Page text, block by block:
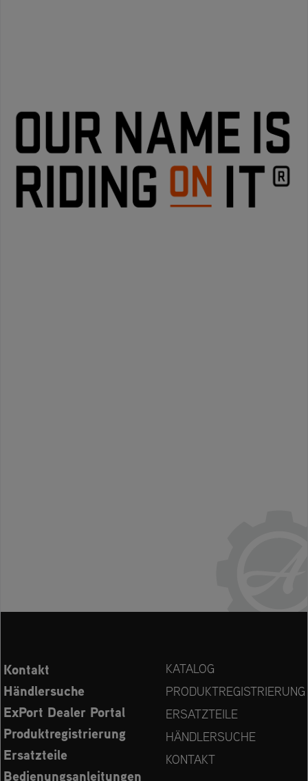
Kontakt
Händlersuche
ExPort Dealer Portal
Produktregistrierung
Ersatzteile
Bedienungsanleitungen
KATALOG
PRODUKTREGISTRIERUNG
ERSATZTEILE
HÄNDLERSUCHE
KONTAKT